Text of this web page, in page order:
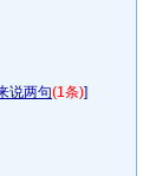
说两句(1条)]